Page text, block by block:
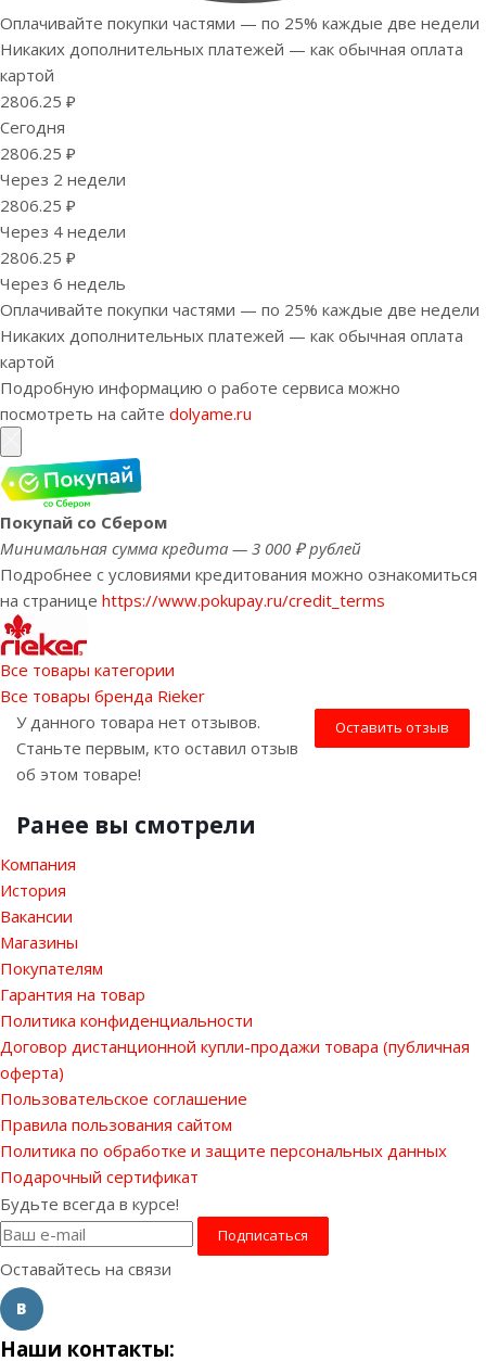
Оплачивайте покупки частями — по 25% каждые две недели
Никаких дополнительных платежей — как обычная оплата
картой
2806.25 ₽
Сегодня
2806.25 ₽
Через 2 недели
2806.25 ₽
Через 4 недели
2806.25 ₽
Через 6 недель
Оплачивайте покупки частями — по 25% каждые две недели
Никаких дополнительных платежей — как обычная оплата
картой
Подробную информацию о работе сервиса можно
посмотреть на сайте dolyame.ru
Покупай со Сбером
Минимальная сумма кредита — 3 000 ₽ рублей
Подробнее с условиями кредитования можно ознакомиться
на странице https://www.pokupay.ru/credit_terms
Все товары категории
Все товары бренда Rieker
Оставить отзыв
У данного товара нет отзывов.
Станьте первым, кто оставил отзыв
об этом товаре!
Ранее вы смотрели
Компания
История
Вакансии
Магазины
Покупателям
Гарантия на товар
Политика конфиденциальности
Договор дистанционной купли-продажи товара (публичная
оферта)
Пользовательское соглашение
Правила пользования сайтом
Политика по обработке и защите персональных данных
Подарочный сертификат
Будьте всегда в курсе!
Оставайтесь на связи
Наши контакты: